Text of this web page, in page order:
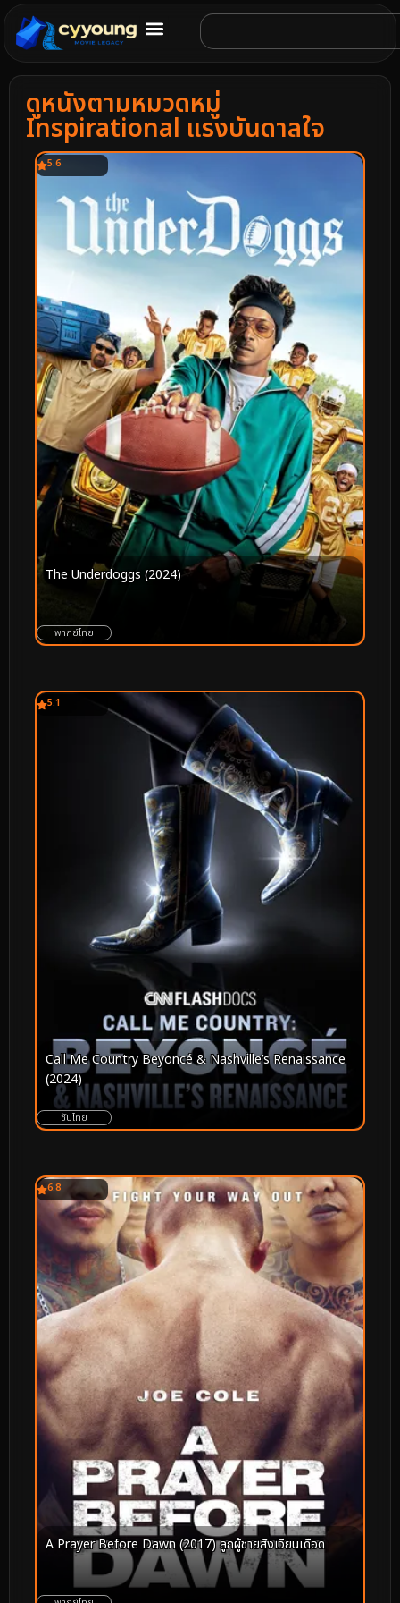
ดูหนังตามหมวดหมู่
Inspirational แรงบันดาลใจ
5.6
The Underdoggs (2024)
พากย์ไทย
5.1
Call Me Country Beyoncé & Nashville’s Renaissance
(2024)
ซับไทย
6.8
A Prayer Before Dawn (2017) ลูกผู้ชายสังเวียนเดือด